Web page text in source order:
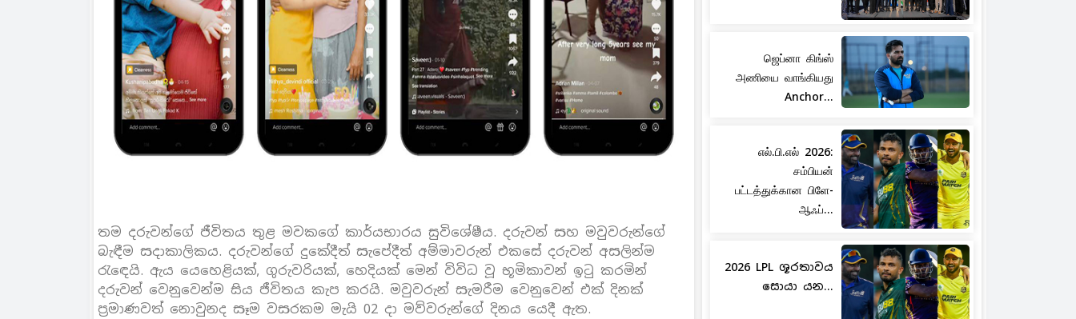
තම දරුවන්ගේ ජීවිතය තුළ මවකගේ කාර්යභාරය සුවිශේෂීය. දරුවන් සහ මවුවරුන්ගේ
බැඳීම සදාකාලිකය. දරුවන්ගේ දුකේදීත් සැපේදීත් අම්මාවරුන් එකසේ දරුවන් අසලින්ම
රැඳෙයි. ඇය යෙහෙළියක්, ගුරුවරියක්, හෙදියක් මෙන් විවිධ වූ භූමිකාවන් ඉටු කරමින්
දරුවන් වෙනුවෙන්ම සිය ජීවිතය කැප කරයි. මවුවරුන් සැමරීම වෙනුවෙන් එක් දිනක්
ප‍්‍රමාණවත් නොවුනද සෑම වසරකම මැයි 02 දා මව්වරුන්ගේ දිනය යෙදී ඇත.
ஜெப்னா கிங்ஸ்
அணியை வாங்கியது
Anchor...
எல்.பி.எல் 2026:
சம்பியன்
பட்டத்துக்கான பிளே-
ஆஃப்...
2026 LPL ශූරතාවය
සොයා යන...